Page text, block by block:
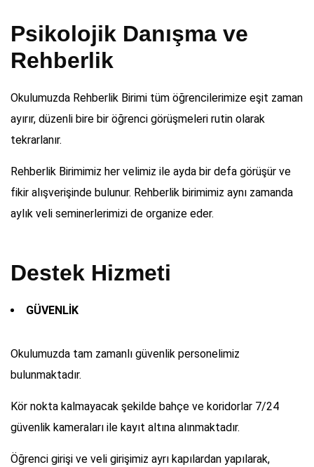
Psikolojik Danışma ve
Rehberlik
Okulumuzda Rehberlik Birimi tüm öğrencilerimize eşit zaman
ayırır, düzenli bire bir öğrenci görüşmeleri rutin olarak
tekrarlanır.
Rehberlik Birimimiz her velimiz ile ayda bir defa görüşür ve
fikir alışverişinde bulunur. Rehberlik birimimiz aynı zamanda
aylık veli seminerlerimizi de organize eder.
Destek Hizmeti
GÜVENLİK
Okulumuzda tam zamanlı güvenlik personelimiz
bulunmaktadır.
Kör nokta kalmayacak şekilde bahçe ve koridorlar 7/24
güvenlik kameraları ile kayıt altına alınmaktadır.
Öğrenci girişi ve veli girişimiz ayrı kapılardan yapılarak,